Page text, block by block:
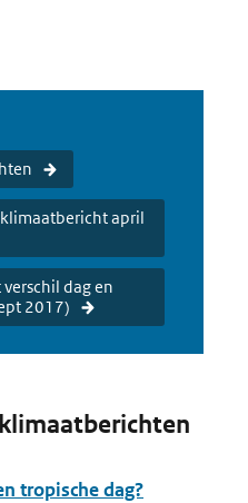
april
dag en
2017)
tropische dag?